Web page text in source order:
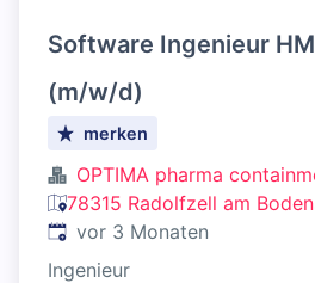
Software Ingenieur
(m/w/d)
merken
OPTIMA pharma
78315 Radolfzell am
Veröffentlicht:
vor 3 Monaten
Ingenieur